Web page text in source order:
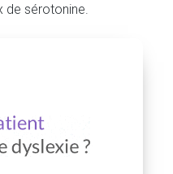
de sérotonine.